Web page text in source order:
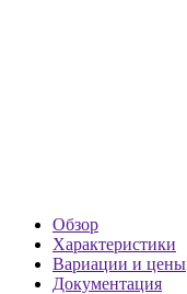
Обзор
Характеристики
Вариации и цены
Документация